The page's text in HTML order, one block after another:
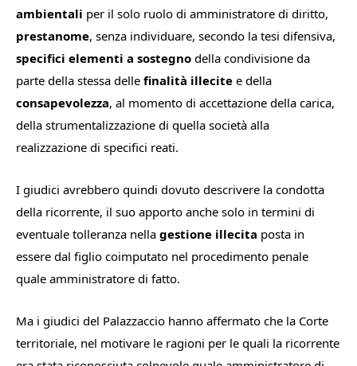
ambientali per il solo ruolo di amministratore di diritto,
prestanome, senza individuare, secondo la tesi difensiva,
specifici elementi a sostegno della condivisione da
parte della stessa delle finalità illecite e della
consapevolezza, al momento di accettazione della carica,
della strumentalizzazione di quella società alla
realizzazione di specifici reati.
I giudici avrebbero quindi dovuto descrivere la condotta
della ricorrente, il suo apporto anche solo in termini di
eventuale tolleranza nella gestione illecita posta in
essere dal figlio coimputato nel procedimento penale
quale amministratore di fatto.
Ma i giudici del Palazzaccio hanno affermato che la Corte
territoriale, nel motivare le ragioni per le quali la ricorrente